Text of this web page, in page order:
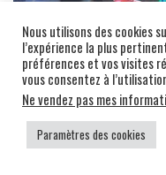
Nous utilisons des cookies
l’expérience la plus
préférences et vos visites
vous consentez à
Ne vendez pas mes
Paramètres des cookies